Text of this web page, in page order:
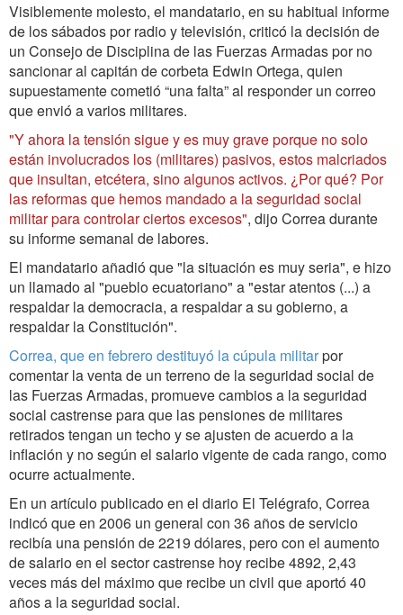
Visiblemente molesto, el mandatario, en su habitual informe
de los sábados por radio y televisión, criticó la decisión de
un Consejo de Disciplina de las Fuerzas Armadas por no
sancionar al capitán de corbeta Edwin Ortega, quien
supuestamente cometió “una falta” al responder un correo
que envió a varios militares.
"Y ahora la tensión sigue y es muy grave porque no solo
están involucrados los (militares) pasivos, estos malcriados
que insultan, etcétera, sino algunos activos. ¿Por qué? Por
las reformas que hemos mandado a la seguridad social
militar para controlar ciertos excesos", dijo Correa durante
su informe semanal de labores.
El mandatario añadió que "la situación es muy seria", e hizo
un llamado al "pueblo ecuatoriano" a "estar atentos (...) a
respaldar la democracia, a respaldar a su gobierno, a
respaldar la Constitución".
Correa, que en febrero destituyó la cúpula militarpor
comentar la venta de un terreno de la seguridad social de
las Fuerzas Armadas, promueve cambios a la seguridad
social castrense para que las pensiones de militares
retirados tengan un techo y se ajusten de acuerdo a la
inflación y no según el salario vigente de cada rango, como
ocurre actualmente.
En un artículo publicado en el diario El Telégrafo, Correa
indicó que en 2006 un general con 36 años de servicio
recibía una pensión de 2219 dólares, pero con el aumento
de salario en el sector castrense hoy recibe 4892, 2,43
veces más del máximo que recibe un civil que aportó 40
años a la seguridad social.